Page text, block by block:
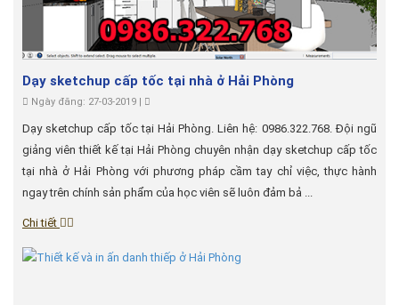
Dạy sketchup cấp tốc tại nhà ở Hải Phòng
Ngày đăng: 27-03-2019 |
Dạy sketchup cấp tốc tại Hải Phòng. Liên hệ: 0986.322.768. Đội ngũ
giảng viên thiết kế tại Hải Phòng chuyên nhận dạy sketchup cấp tốc
tại nhà ở Hải Phòng với phương pháp cầm tay chỉ việc, thực hành
ngay trên chính sản phẩm của học viên sẽ luôn đảm bả ...
Chi tiết